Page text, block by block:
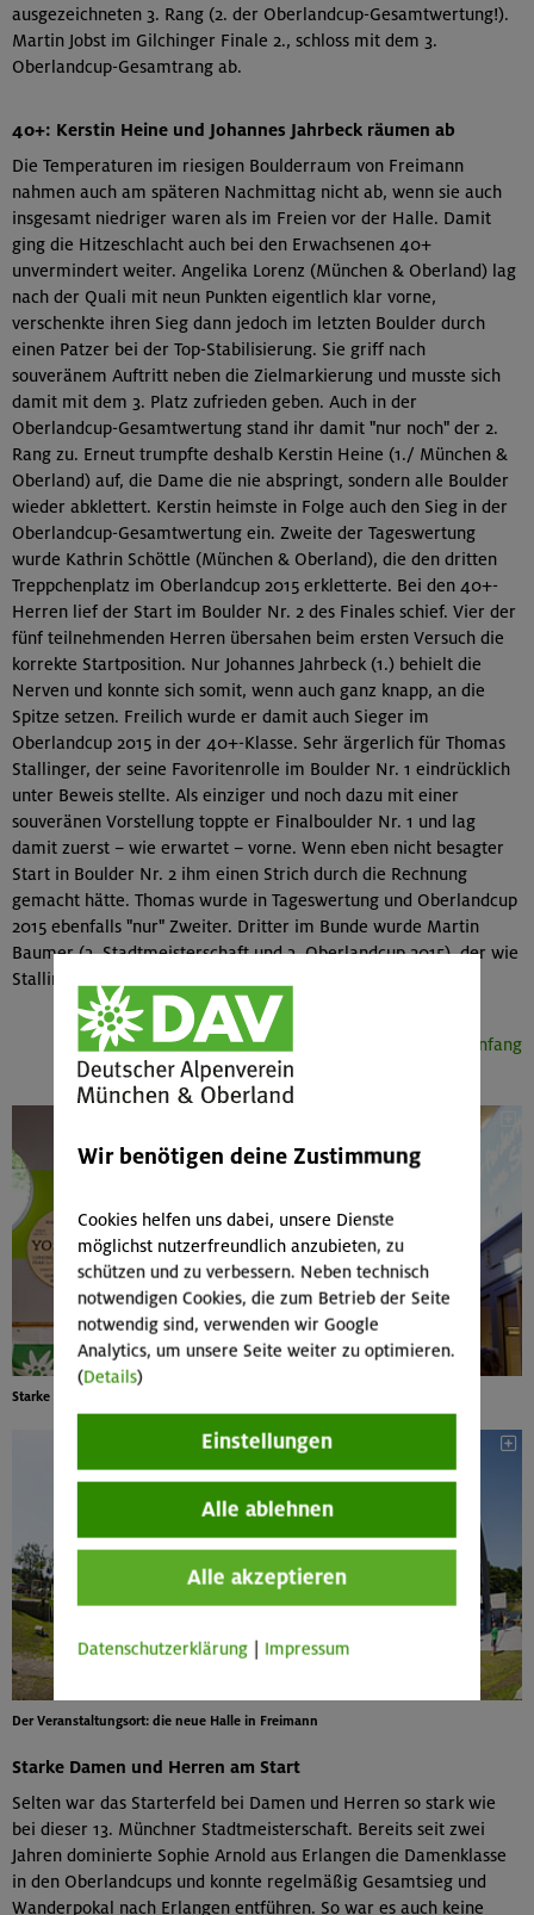
ausgezeichneten 3. Rang (2. der Oberlandcup-Gesamtwertung!).
Martin Jobst im Gilchinger Finale 2., schloss mit dem 3.
Oberlandcup-Gesamtrang ab.
40+: Kerstin Heine und Johannes Jahrbeck räumen ab
Die Temperaturen im riesigen Boulderraum von Freimann
nahmen auch am späteren Nachmittag nicht ab, wenn sie auch
insgesamt niedriger waren als im Freien vor der Halle. Damit
ging die Hitzeschlacht auch bei den Erwachsenen 40+
unvermindert weiter. Angelika Lorenz (München & Oberland) lag
nach der Quali mit neun Punkten eigentlich klar vorne,
verschenkte ihren Sieg dann jedoch im letzten Boulder durch
einen Patzer bei der Top-Stabilisierung. Sie griff nach
souveränem Auftritt neben die Zielmarkierung und musste sich
damit mit dem 3. Platz zufrieden geben. Auch in der
Oberlandcup-Gesamtwertung stand ihr damit "nur noch" der 2.
Rang zu. Erneut trumpfte deshalb Kerstin Heine (1./ München &
Oberland) auf, die Dame die nie abspringt, sondern alle Boulder
wieder abklettert. Kerstin heimste in Folge auch den Sieg in der
Oberlandcup-Gesamtwertung ein. Zweite der Tageswertung
wurde Kathrin Schöttle (München & Oberland), die den dritten
Treppchenplatz im Oberlandcup 2015 erkletterte. Bei den 40+-
Herren lief der Start im Boulder Nr. 2 des Finales schief. Vier der
fünf teilnehmenden Herren übersahen beim ersten Versuch die
korrekte Startposition. Nur Johannes Jahrbeck (1.) behielt die
Nerven und konnte sich somit, wenn auch ganz knapp, an die
Spitze setzen. Freilich wurde er damit auch Sieger im
Oberlandcup 2015 in der 40+-Klasse. Sehr ärgerlich für Thomas
Stallinger, der seine Favoritenrolle im Boulder Nr. 1 eindrücklich
unter Beweis stellte. Als einziger und noch dazu mit einer
souveränen Vorstellung toppte er Finalboulder Nr. 1 und lag
damit zuerst – wie erwartet – vorne. Wenn eben nicht besagter
Start in Boulder Nr. 2 ihm einen Strich durch die Rechnung
gemacht hätte. Thomas wurde in Tageswertung und Oberlandcup
2015 ebenfalls "nur" Zweiter. Dritter im Bunde wurde Martin
Baumer (3. Stadtmeisterschaft und 3. Oberlandcup 2015), der wie
Stallinger bereits zwei Mal Jahresgesamtsieger war.
Seitenanfang
Starke Herren auf dem Siegerpodest
Der Veranstaltungsort: die neue Halle in Freimann
Starke Damen und Herren am Start
Selten war das Starterfeld bei Damen und Herren so stark wie
bei dieser 13. Münchner Stadtmeisterschaft. Bereits seit zwei
Jahren dominierte Sophie Arnold aus Erlangen die Damenklasse
in den Oberlandcups und konnte regelmäßig Gesamtsieg und
Wanderpokal nach Erlangen entführen. So war es auch keine
Wir benötigen deine Zustimmung
Cookies helfen uns dabei, unsere Dienste
möglichst nutzerfreundlich anzubieten, zu
schützen und zu verbessern. Neben technisch
notwendigen Cookies, die zum Betrieb der Seite
notwendig sind, verwenden wir Google
Analytics, um unsere Seite weiter zu optimieren.
(Details)
Einstellungen
Alle ablehnen
Alle akzeptieren
Datenschutzerklärung Impressum